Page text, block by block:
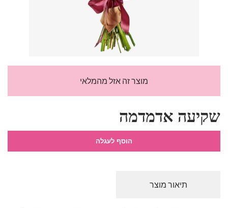
מוצר זה אזל מהמלאי
שקיעה אדמדמה
הוסף לעגלה
תיאור מוצר